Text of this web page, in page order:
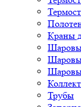
Краны
Трубы